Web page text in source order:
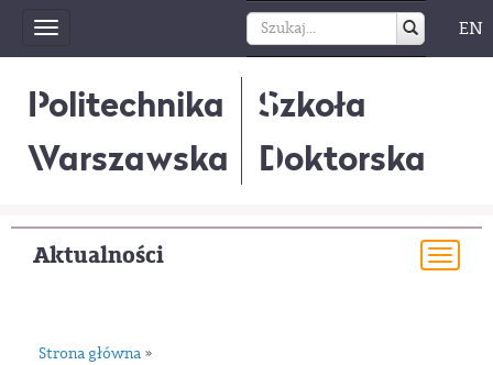
Toggle
navigation
EN
Politechnika
Warszawska
Szkoła
Doktorska
Aktualności
Strona główna »